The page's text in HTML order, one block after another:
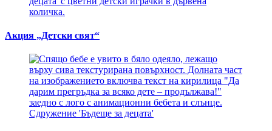
Акция „Детски свят“